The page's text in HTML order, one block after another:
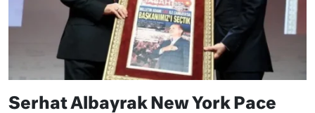
Serhat Albayrak New York Pace